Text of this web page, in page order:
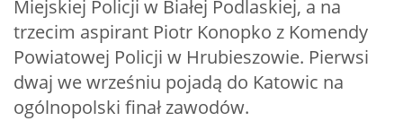
Miejskiej Policji w Białej Podlaskiej, a na
trzecim aspirant Piotr Konopko z Komendy
Powiatowej Policji w Hrubieszowie. Pierwsi
dwaj we wrześniu pojadą do Katowic na
ogólnopolski finał zawodów.